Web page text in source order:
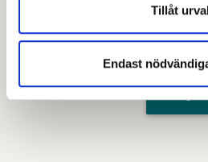
Tillåt
Endast
Hjälpte den här
Nej